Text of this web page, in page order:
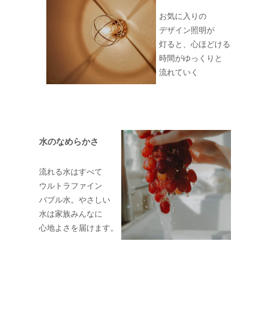
お気に入りの
デザイン照明が
灯ると、心ほどける
時間がゆっくりと
流れていく
水のなめらかさ
流れる水はすべて
ウルトラファイン
バブル水。やさしい
水は家族みんなに
心地よさを届けます。